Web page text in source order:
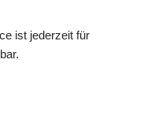
ist jederzeit für